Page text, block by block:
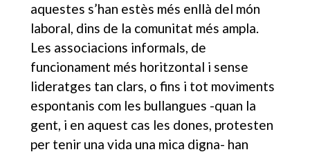
aquestes s’han estès més enllà del món
laboral, dins de la comunitat més ampla.
Les associacions informals, de
funcionament més horitzontal i sense
lideratges tan clars, o fins i tot moviments
espontanis com les bullangues -quan la
gent, i en aquest cas les dones, protesten
per tenir una vida una mica digna- han